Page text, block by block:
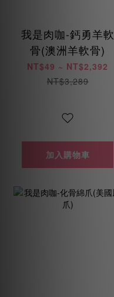
我是肉咖-鈣勇羊軟
骨(澳洲羊軟骨)
NT$49 ~ NT$2,392
NT$3,289
加入購物車